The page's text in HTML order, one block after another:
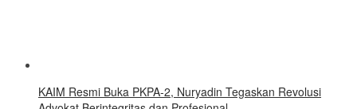
KAIM Resmi Buka PKPA-2, Nuryadin Tegaskan Revolusi